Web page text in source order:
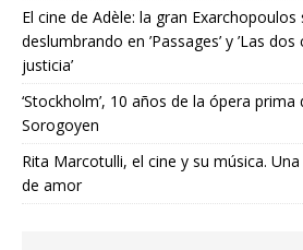
El cine de Adèle: la gran Exarchopoulos
deslumbrando en ’Passages’ y ’Las
justicia’
‘Stockholm’, 10 años de la ópera prima
Sorogoyen
Rita Marcotulli, el cine y su música.
de amor